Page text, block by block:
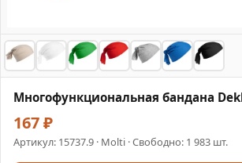
Многофункциональная бандана
167 ₽
Артикул: 15737.9 · Molti · Свободно: 1 983 шт.